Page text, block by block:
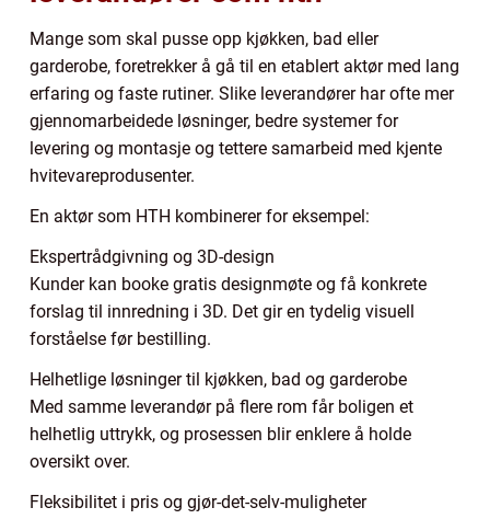
Mange som skal pusse opp kjøkken, bad eller
garderobe, foretrekker å gå til en etablert aktør med lang
erfaring og faste rutiner. Slike leverandører har ofte mer
gjennomarbeidede løsninger, bedre systemer for
levering og montasje og tettere samarbeid med kjente
hvitevareprodusenter.
En aktør som HTH kombinerer for eksempel:
Ekspertrådgivning og 3D-design
Kunder kan booke gratis designmøte og få konkrete
forslag til innredning i 3D. Det gir en tydelig visuell
forståelse før bestilling.
Helhetlige løsninger til kjøkken, bad og garderobe
Med samme leverandør på flere rom får boligen et
helhetlig uttrykk, og prosessen blir enklere å holde
oversikt over.
Fleksibilitet i pris og gjør-det-selv-muligheter